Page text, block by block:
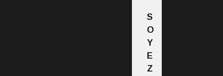
S
O
Y
E
Z